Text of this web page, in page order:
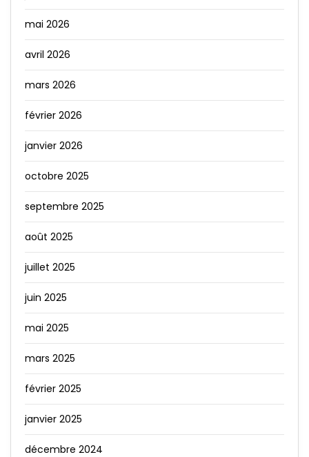
mai 2026
avril 2026
mars 2026
février 2026
janvier 2026
octobre 2025
septembre 2025
août 2025
juillet 2025
juin 2025
mai 2025
mars 2025
février 2025
janvier 2025
décembre 2024